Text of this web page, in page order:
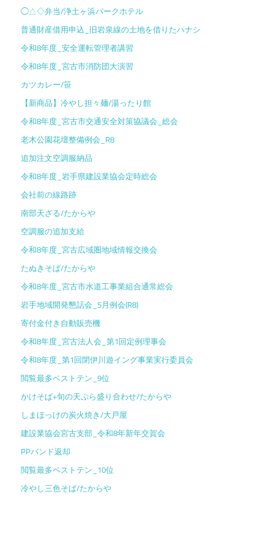
◯△◇弁当/浄土ヶ浜パークホテル
普通財産借用申込_旧岩泉線の土地を借りたハナシ
令和8年度_安全運転管理者講習
令和8年度_宮古市消防団大演習
カツカレー/笹
【新商品】冷やし担々麺/湯ったり館
令和8年度_宮古市交通安全対策協議会_総会
老木公園花壇整備例会_R8
追加注文空調服納品
令和8年度_岩手県建設業協会定時総会
会社前の線路跡
南部天ざる/たからや
空調服の追加支給
令和8年度_宮古広域圏地域情報交換会
たぬきそば/たからや
令和8年度_宮古市水道工事業組合通常総会
岩手地域開発懇話会_5月例会(R8)
寄付金付き自動販売機
令和8年度_宮古法人会_第1回定例理事会
令和8年度_第1回閉伊川遊イング事業実行委員会
閲覧最多ベストテン_9位
かけそば+旬の天ぷら盛り合わせ/たからや
しまほっけの炭火焼き/大戸屋
建設業協会宮古支部_令和8年新年交賀会
PPバンド返却
閲覧最多ベストテン_10位
冷やし三色そば/たからや